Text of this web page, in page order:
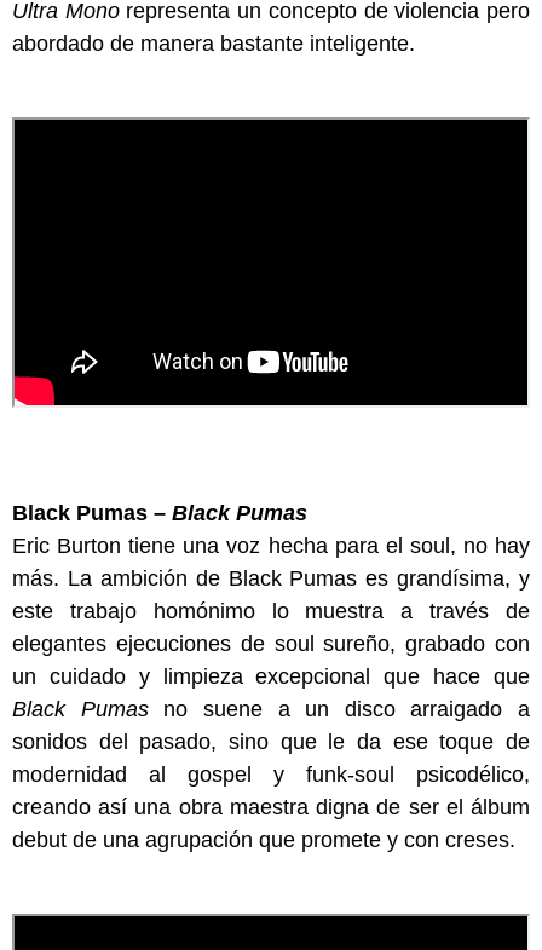
Ultra Monorepresenta un concepto de violencia pero
abordado de manera bastante inteligente.
Black Pumas – Black Pumas
Eric Burton tiene una voz hecha para el soul, no hay
más. La ambición de Black Pumas es grandísima, y
este trabajo homónimo lo muestra a través de
elegantes ejecuciones de soul sureño, grabado con
un cuidado y limpieza excepcional que hace que
Black Pumasno suene a un disco arraigado a
sonidos del pasado, sino que le da ese toque de
modernidad al gospel y funk-soul psicodélico,
creando así una obra maestra digna de ser el álbum
debut de una agrupación que promete y con creses.